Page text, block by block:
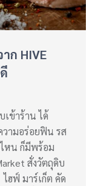
ก HIVE
เข้าร้าน ได้
ามอร่อยฟิน รส
หน ก็มีพร้อม
สั่งวัตถุดิบ
ฮฟ์ มาร์เก็ต คัด